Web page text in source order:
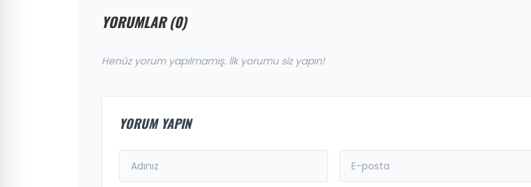
YORUMLAR (0)
Henüz yorum yapılmamış. İlk yorumu siz yapın!
YORUM YAPIN